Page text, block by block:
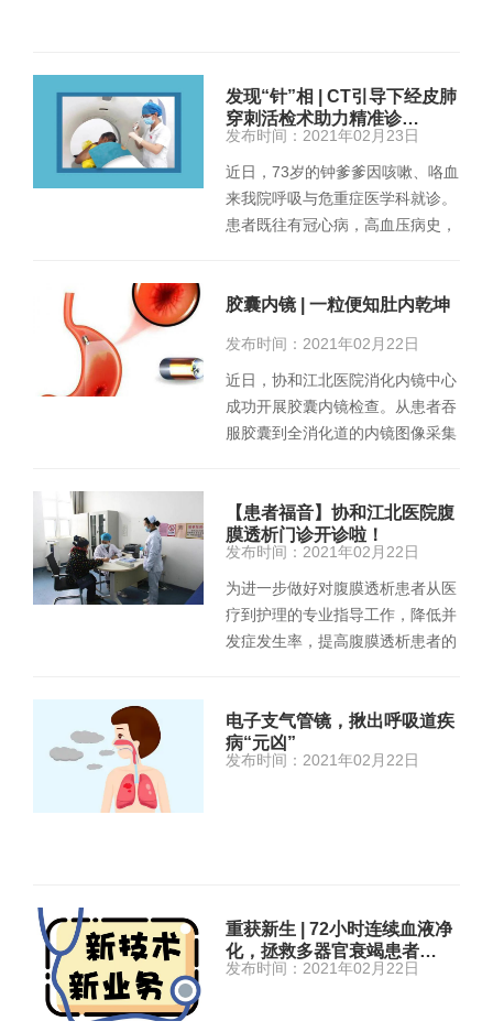
发现“针”相 | CT引导下经皮肺
穿刺活检术助力精准诊…
发布时间：2021年02月23日
近日，73岁的钟爹爹因咳嗽、咯血
来我院呼吸与危重症医学科就诊。
患者既往有冠心病，高血压病史，
胶囊内镜 | 一粒便知肚内乾坤
发布时间：2021年02月22日
近日，协和江北医院消化内镜中心
成功开展胶囊内镜检查。从患者吞
服胶囊到全消化道的内镜图像采集
【患者福音】协和江北医院腹
膜透析门诊开诊啦！
发布时间：2021年02月22日
为进一步做好对腹膜透析患者从医
疗到护理的专业指导工作，降低并
发症发生率，提高腹膜透析患者的
电子支气管镜，揪出呼吸道疾
病“元凶”
发布时间：2021年02月22日
重获新生 | 72小时连续血液净
化，拯救多器官衰竭患者…
发布时间：2021年02月22日